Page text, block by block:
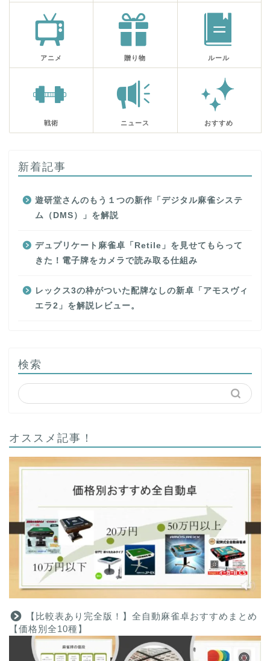
アニメ 贈り物 ルール
戦術 ニュース おすすめ
新着記事
遊研堂さんのもう１つの新作「デジタル麻雀システ
ム（DMS）」を解説
デュプリケート麻雀卓「Retile」を見せてもらって
きた！電子牌をカメラで読み取る仕組み
レックス3の枠がついた配牌なしの新卓「アモスヴィ
エラ2」を解説レビュー。
検索
オススメ記事！
【比較表あり完全版！】全自動麻雀卓おすすめまとめ
【価格別全10種】